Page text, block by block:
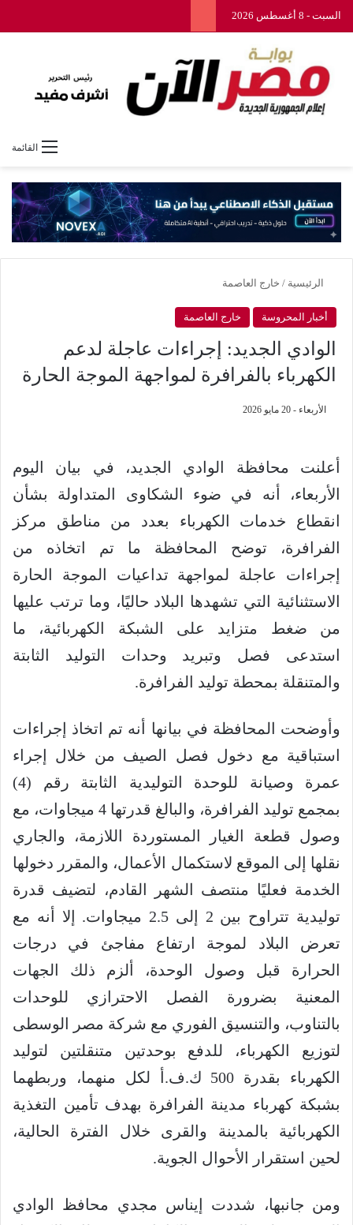
السبت - 8 أغسطس 2026
القائمة
الرئيسية / خارج العاصمة
أخبار المحروسة خارج العاصمة
الوادي الجديد: إجراءات عاجلة لدعم
الكهرباء بالفرافرة لمواجهة الموجة الحارة
الأربعاء - 20 مايو 2026
أعلنت محافظة الوادي الجديد، في بيان اليوم
الأربعاء، أنه في ضوء الشكاوى المتداولة بشأن
انقطاع خدمات الكهرباء بعدد من مناطق مركز
الفرافرة، توضح المحافظة ما تم اتخاذه من
إجراءات عاجلة لمواجهة تداعيات الموجة الحارة
الاستثنائية التي تشهدها البلاد حاليًا، وما ترتب عليها
من ضغط متزايد على الشبكة الكهربائية، ما
استدعى فصل وتبريد وحدات التوليد الثابتة
والمتنقلة بمحطة توليد الفرافرة.
وأوضحت المحافظة في بيانها أنه تم اتخاذ إجراءات
استباقية مع دخول فصل الصيف من خلال إجراء
عمرة وصيانة للوحدة التوليدية الثابتة رقم (4)
بمجمع توليد الفرافرة، والبالغ قدرتها 4 ميجاوات، مع
وصول قطعة الغيار المستوردة اللازمة، والجاري
نقلها إلى الموقع لاستكمال الأعمال، والمقرر دخولها
الخدمة فعليًا منتصف الشهر القادم، لتضيف قدرة
توليدية تتراوح بين 2 إلى 2.5 ميجاوات. إلا أنه مع
تعرض البلاد لموجة ارتفاع مفاجئ في درجات
الحرارة قبل وصول الوحدة، ألزم ذلك الجهات
المعنية بضرورة الفصل الاحترازي للوحدات
بالتناوب، والتنسيق الفوري مع شركة مصر الوسطى
لتوزيع الكهرباء، للدفع بوحدتين متنقلتين لتوليد
الكهرباء بقدرة 500 ك.ف.أ لكل منهما، وربطهما
بشبكة كهرباء مدينة الفرافرة بهدف تأمين التغذية
الكهربائية بالمدينة والقرى خلال الفترة الحالية،
لحين استقرار الأحوال الجوية.
ومن جانبها، شددت إيناس مجدي محافظ الوادي